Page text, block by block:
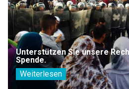
Unterstützen Sie unsere
Spende.
Weiterlesen